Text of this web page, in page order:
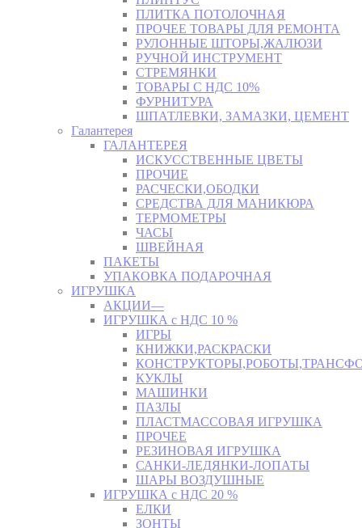
ПЛИТКА ПОТОЛОЧНАЯ
ПРОЧЕЕ ТОВАРЫ ДЛЯ РЕМОНТА
РУЛОННЫЕ ШТОРЫ,ЖАЛЮЗИ
РУЧНОЙ ИНСТРУМЕНТ
СТРЕМЯНКИ
ТОВАРЫ С НДС 10%
ФУРНИТУРА
ШПАТЛЕВКИ, ЗАМАЗКИ, ЦЕМЕНТ
Галантерея
ГАЛАНТЕРЕЯ
ИСКУССТВЕННЫЕ ЦВЕТЫ
ПРОЧИЕ
РАСЧЕСКИ,ОБОДКИ
СРЕДСТВА ДЛЯ МАНИКЮРА
ТЕРМОМЕТРЫ
ЧАСЫ
ШВЕЙНАЯ
ПАКЕТЫ
УПАКОВКА ПОДАРОЧНАЯ
ИГРУШКА
АКЦИИ—
ИГРУШКА с НДС 10 %
ИГРЫ
КНИЖКИ,РАСКРАСКИ
КУКЛЫ
МАШИНКИ
ПАЗЛЫ
ПЛАСТМАССОВАЯ ИГРУШКА
ПРОЧЕЕ
РЕЗИНОВАЯ ИГРУШКА
САНКИ-ЛЕДЯНКИ-ЛОПАТЫ
ШАРЫ ВОЗДУШНЫЕ
ИГРУШКА с НДС 20 %
ЕЛКИ
ЗОНТЫ